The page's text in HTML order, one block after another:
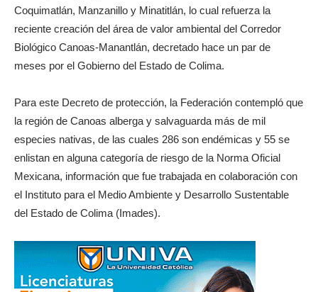
Coquimatlán, Manzanillo y Minatitlán, lo cual refuerza la
reciente creación del área de valor ambiental del Corredor
Biológico Canoas-Manantlán, decretado hace un par de
meses por el Gobierno del Estado de Colima.
Para este Decreto de protección, la Federación contempló que
la región de Canoas alberga y salvaguarda más de mil
especies nativas, de las cuales 286 son endémicas y 55 se
enlistan en alguna categoría de riesgo de la Norma Oficial
Mexicana, información que fue trabajada en colaboración con
el Instituto para el Medio Ambiente y Desarrollo Sustentable
del Estado de Colima (Imades).